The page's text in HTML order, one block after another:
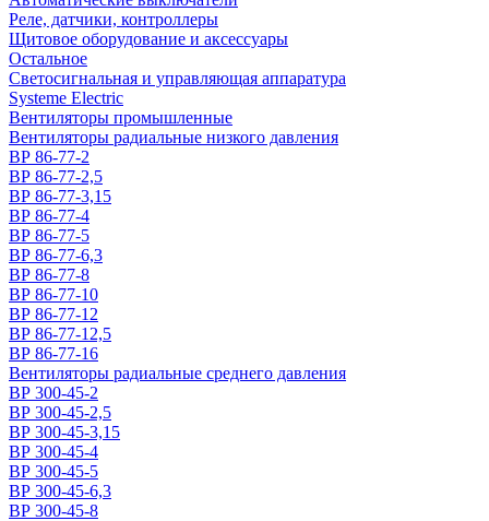
Реле, датчики, контроллеры
Щитовое оборудование и аксессуары
Остальное
Светосигнальная и управляющая аппаратура
Systeme Electric
Вентиляторы промышленные
Вентиляторы радиальные низкого давления
ВР 86-77-2
ВР 86-77-2,5
ВР 86-77-3,15
ВР 86-77-4
ВР 86-77-5
ВР 86-77-6,3
ВР 86-77-8
ВР 86-77-10
ВР 86-77-12
ВР 86-77-12,5
ВР 86-77-16
Вентиляторы радиальные среднего давления
ВР 300-45-2
ВР 300-45-2,5
ВР 300-45-3,15
ВР 300-45-4
ВР 300-45-5
ВР 300-45-6,3
ВР 300-45-8